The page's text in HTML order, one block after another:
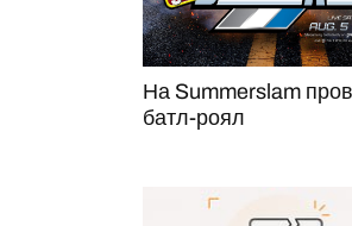
На Summerslam
батл-роял